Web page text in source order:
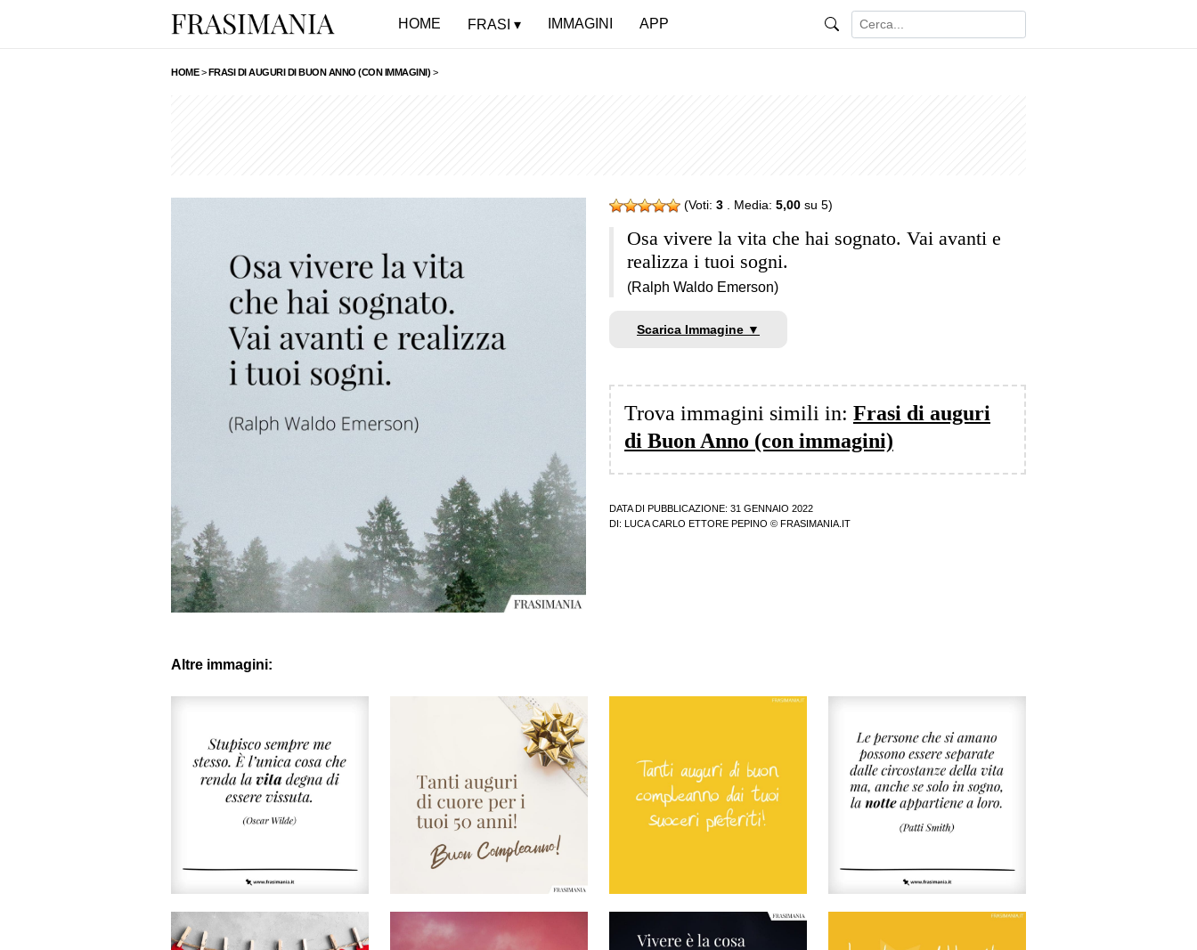
HOME FRASI IMMAGINI APP
HOME>FRASI DI AUGURI DI BUON ANNO (CON IMMAGINI) >
(Voti: 3 . Media: 5,00 su 5)
Osa vivere la vita che hai sognato. Vai avanti e
realizza i tuoi sogni.
(Ralph Waldo Emerson)
Scarica Immagine ▼
Trova immagini simili in: Frasi di auguri
di Buon Anno (con immagini)
DATA DI PUBBLICAZIONE: 31 GENNAIO 2022
DI:
LUCA CARLO ETTORE PEPINO © FRASIMANIA.IT
Altre immagini: